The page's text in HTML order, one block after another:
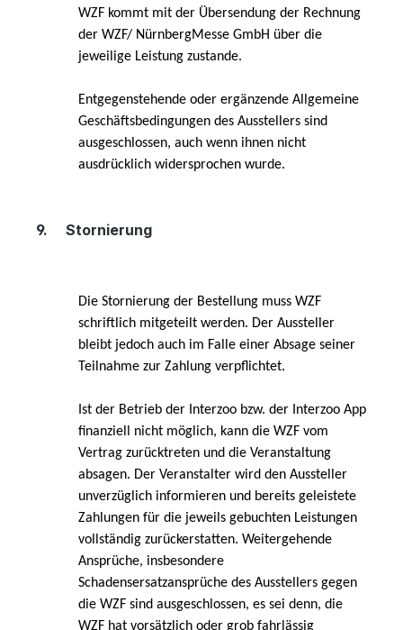
WZF kommt mit der Übersendung der Rechnung
der WZF/ NürnbergMesse GmbH über die
jeweilige Leistung zustande.
Entgegenstehende oder ergänzende Allgemeine
Geschäftsbedingungen des Ausstellers sind
ausgeschlossen, auch wenn ihnen nicht
ausdrücklich widersprochen wurde.
9. Stornierung
Die Stornierung der Bestellung muss WZF
schriftlich mitgeteilt werden. Der Aussteller
bleibt jedoch auch im Falle einer Absage seiner
Teilnahme zur Zahlung verpflichtet.
Ist der Betrieb der Interzoo bzw. der Interzoo App
finanziell nicht möglich, kann die WZF vom
Vertrag zurücktreten und die Veranstaltung
absagen. Der Veranstalter wird den Aussteller
unverzüglich informieren und bereits geleistete
Zahlungen für die jeweils gebuchten Leistungen
vollständig zurückerstatten. Weitergehende
Ansprüche, insbesondere
Schadensersatzansprüche des Ausstellers gegen
die WZF sind ausgeschlossen, es sei denn, die
WZF hat vorsätzlich oder grob fahrlässig